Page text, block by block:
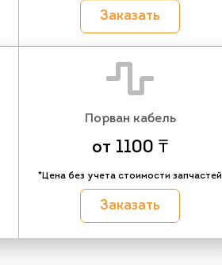
Заказать
Порван кабель
от 1100 ₸
*Цена без учета стоимости запчастей
Заказать